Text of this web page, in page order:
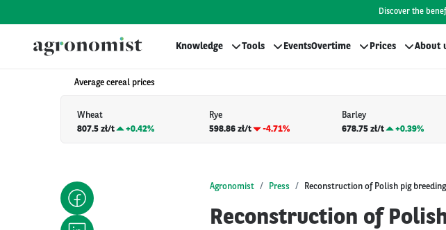
Discover the
Knowledge Tools EventsOvertime Prices About
Average cereal prices
Wheat
807.5 zł/t
+0.42%
Rye
598.86 zł/t
-4.71%
Barley
678.75 zł/t
+0.39%
Agronomist Press Reconstruction of Polish pig
Reconstruction of